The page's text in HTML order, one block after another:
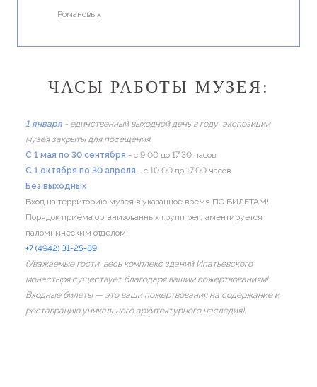
Романовых
ЧАСЫ РАБОТЫ МУЗЕЯ:
1 января - единственный выходной день в году, экспозиции
музея закрыты для посещения.
C 1 мая по 30 сентября - с 9.00 до 17.30 часов
C 1 октября по 30 апреля - с 10.00 до 17.00 часов
Без выходных
Вход на территорию музея в указанное время ПО БИЛЕТАМ!
Порядок приёма организованных групп регламентируется
паломническим отделом:
+7 (4942) 31-25-89
(Уважаемые гости, весь комплекс зданий Ипатьевского
монастыря существует благодаря вашим пожертвованиям!
Входные билеты — это ваши пожертвования на содержание и
реставрацию уникального архитектурного наследия).